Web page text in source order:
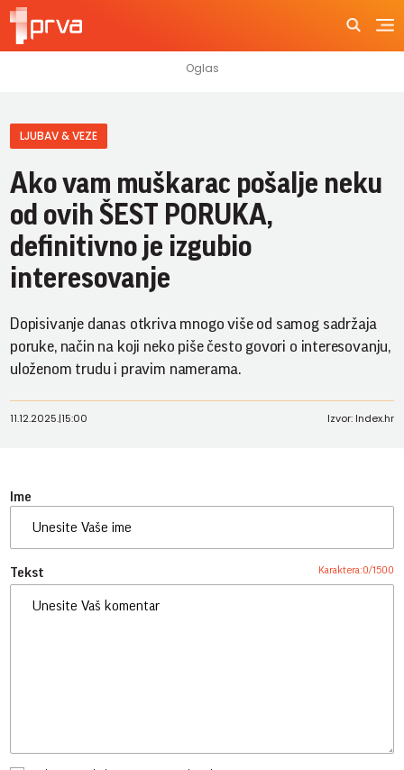
LJUBAV & VEZE
Ako vam muškarac pošalje neku
od ovih ŠEST PORUKA,
definitivno je izgubio
interesovanje
Dopisivanje danas otkriva mnogo više od samog sadržaja
poruke, način na koji neko piše često govori o interesovanju,
uloženom trudu i pravim namerama.
11.12.2025.|15:00 Izvor: Index.hr
Ime
Tekst Karaktera:0/1500